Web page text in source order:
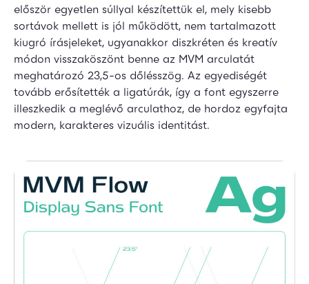
először egyetlen súllyal készítettük el, mely kisebb
sortávok mellett is jól működött, nem tartalmazott
kiugró írásjeleket, ugyanakkor diszkréten és kreatív
módon visszaköszönt benne az MVM arculatát
meghatározó 23,5-os dőlésszög. Az egyediségét
tovább erősítették a ligatúrák, így a font egyszerre
illeszkedik a meglévő arculathoz, de hordoz egyfajta
modern, karakteres vizuális identitást.